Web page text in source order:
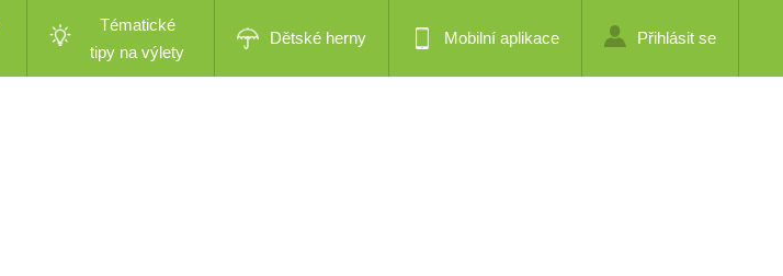
Tématické
tipy na výlety
Dětské herny Mobilní aplikace Přihlásit se